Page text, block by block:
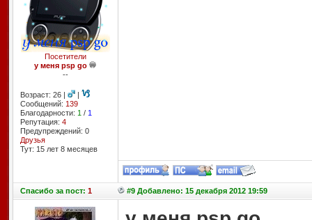
Посетители
у меня psp go
--
Возраст: 26 |
|
Сообщений: 139
Благодарности: 1 / 1
Репутация: 4
Предупреждений: 0
Друзья
Тут: 15 лет 8 месяцев
Спасибоза пост: 1 #9 Добавлено: 15 декабря 2012 19:59